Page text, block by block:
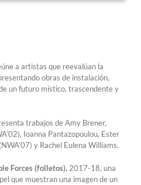
a artistas que reevalúan la
obras de instalación,
un futuro místico, trascendente y
trabajos de Amy Brener,
Ioanna Pantazopoulou, Ester
y Rachel Eulena Williams.
Forces (folletos),2017-18, una
que muestran una imagen de un